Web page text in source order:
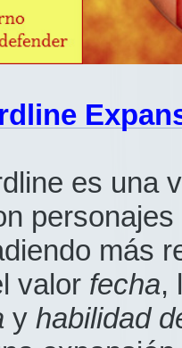
es una
más
valor fecha,
yhabilidad